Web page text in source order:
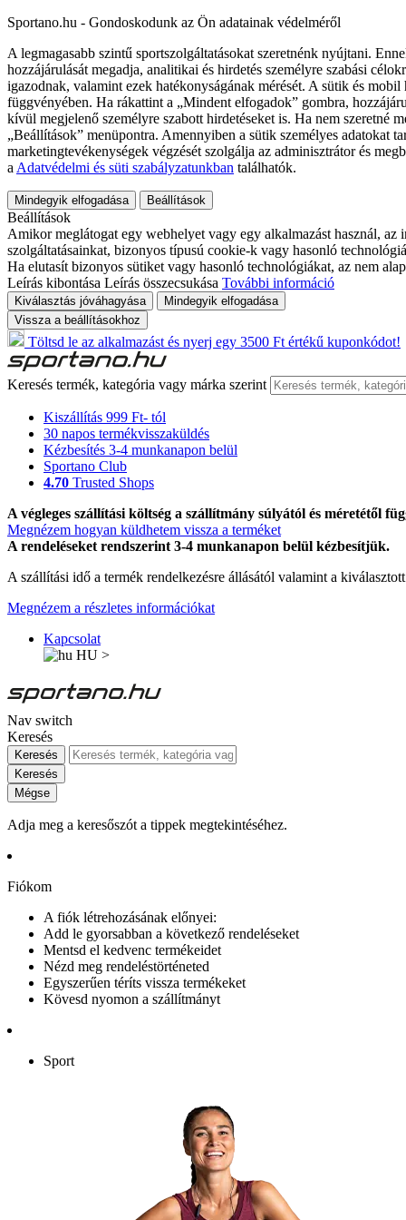
Sportano.hu - Gondoskodunk az Ön adatainak védelméről
A legmagasabb szintű sportszolgáltatásokat szeretnénk nyújtani.
hozzájárulását megadja, analitikai és hirdetés személyre szabási
igazodnak, valamint ezek hatékonyságának mérését. A sütik és
függvényében. Ha rákattint a „Mindent elfogadok” gombra,
kívül megjelenő személyre szabott hirdetéseket is. Ha nem szeretné
„Beállítások” menüpontra. Amennyiben a sütik személyes adatokat
marketingtevékenységek végzését szolgálja az adminisztrátor és
a Adatvédelmi és süti szabályzatunkban találhatók.
Mindegyik elfogadása Beállítások
Beállítások
Amikor meglátogat egy webhelyet vagy egy alkalmazást használ,
szolgáltatásainkat, bizonyos típusú cookie-k vagy hasonló
Ha elutasít bizonyos sütiket vagy hasonló technológiákat, az nem
Leírás kibontása Leírás összecsukása További információ
Kiválasztás jóváhagyása
Mindegyik elfogadása
Vissza a beállításokhoz
Töltsd le az alkalmazást és nyerj egy 3500 Ft értékű kuponkódot!
Keresés termék, kategória vagy márka szerint
Kiszállítás 999 Ft- tól
30 napos termékvisszaküldés
Kézbesítés 3-4 munkanapon belül
Sportano Club
4.70 Trusted Shops
A végleges szállítási költség a szállítmány súlyától és méretétől
Megnézem hogyan küldhetem vissza a terméket
A rendeléseket rendszerint 3-4 munkanapon belül kézbesítjük.
A szállítási idő a termék rendelkezésre állásától valamint a
Megnézem a részletes információkat
Kapcsolat
HU >
Nav switch
Keresés
Keresés
Keresés
Mégse
Adja meg a keresőszót a tippek megtekintéséhez.
Fiókom
A fiók létrehozásának előnyei:
Add le gyorsabban a következő rendeléseket
Mentsd el kedvenc termékeidet
Nézd meg rendeléstörténeted
Egyszerűen téríts vissza termékeket
Kövesd nyomon a szállítmányt
Sport